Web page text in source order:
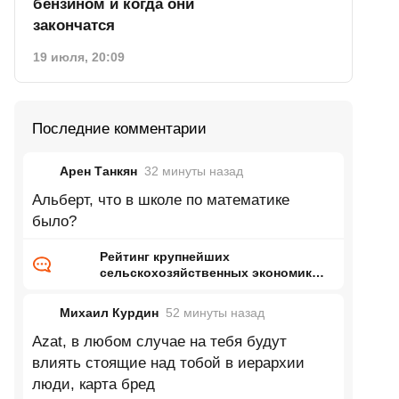
бензином и когда они
закончатся
19 июля, 20:09
Последние комментарии
Арен Танкян 32 минуты назад
Альберт, что в школе по математике
было?
Рейтинг крупнейших
сельскохозяйственных экономик
Михаил Курдин 52 минуты назад
Azat, в любом случае на тебя будут
влиять стоящие над тобой в иерархии
люди, карта бред